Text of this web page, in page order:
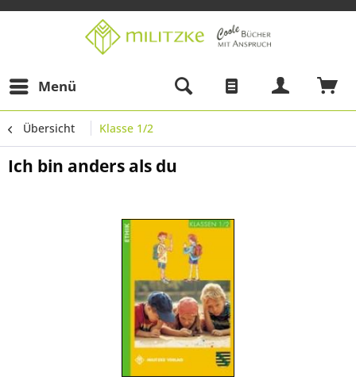
Menü
Übersicht Klasse 1/2
Ich bin anders als du